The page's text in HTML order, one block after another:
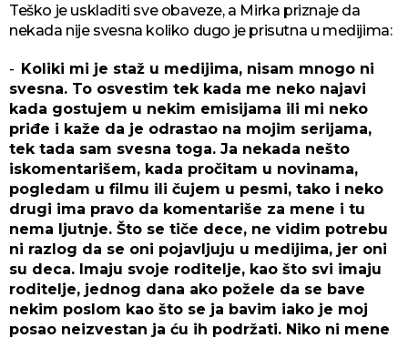
Teško je uskladiti sve obaveze, a Mirka priznaje da
nekada nije svesna koliko dugo je prisutna u medijima:
- Koliki mi je staž u medijima, nisam mnogo ni
svesna. To osvestim tek kada me neko najavi
kada gostujem u nekim emisijama ili mi neko
priđe i kaže da je odrastao na mojim serijama,
tek tada sam svesna toga. Ja nekada nešto
iskomentarišem, kada pročitam u novinama,
pogledam u filmu ili čujem u pesmi, tako i neko
drugi ima pravo da komentariše za mene i tu
nema ljutnje. Što se tiče dece, ne vidim potrebu
ni razlog da se oni pojavljuju u medijima, jer oni
su deca. Imaju svoje roditelje, kao što svi imaju
roditelje, jednog dana ako požele da se bave
nekim poslom kao što se ja bavim iako je moj
posao neizvestan ja ću ih podržati. Niko ni mene